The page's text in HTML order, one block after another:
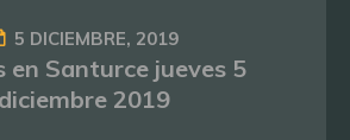
5 DICIEMBRE, 2019
en Santurce jueves 5
diciembre 2019